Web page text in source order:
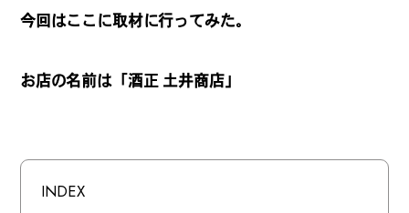
#Meet-Up Spot
#呑める粉もんの世界
今回はここに取材に行ってみた。
お店の名前は「酒正 土井商店」
INDEX